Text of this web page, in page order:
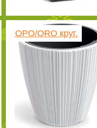
ОРО/ORO круг.